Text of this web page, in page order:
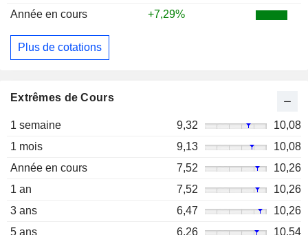
Année en cours
+7,29%
Plus de cotations
Extrêmes de Cours
1 semaine 9,32
10,08
1 mois
9,13
10,08
Année en cours
7,52
10,26
1 an
7,52
10,26
3 ans
6,47
10,26
5 ans
6,26
10,54